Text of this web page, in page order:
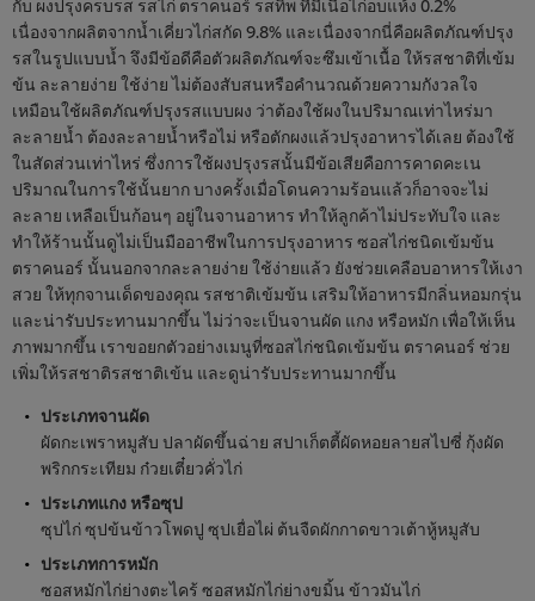
เนื่องจากผลิตจากน้ำเคี่ยวไก่สกัด 9.8% และเนื่องจากนี่คือผลิตภัณฑ์ปรุง
รสในรูปแบบน้ำ จึงมีข้อดีคือตัวผลิตภัณฑ์จะซึมเข้าเนื้อ ให้รสชาติที่เข้ม
ข้น ละลายง่าย ใช้ง่าย ไม่ต้องสับสนหรือคำนวณด้วยความกังวลใจ
เหมือนใช้ผลิตภัณฑ์ปรุงรสแบบผง ว่าต้องใช้ผงในปริมาณเท่าไหร่มา
ละลายน้ำ ต้องละลายน้ำหรือไม่ หรือตักผงแล้วปรุงอาหารได้เลย ต้องใช้
ในสัดส่วนเท่าไหร่ ซึ่งการใช้ผงปรุงรสนั้นมีข้อเสียคือการคาดคะเน
ปริมาณในการใช้นั้นยาก บางครั้งเมื่อโดนความร้อนแล้วก็อาจจะไม่
ละลาย เหลือเป็นก้อนๆ อยู่ในจานอาหาร ทำให้ลูกค้าไม่ประทับใจ และ
ทำให้ร้านนั้นดูไม่เป็นมืออาชีพในการปรุงอาหาร ซอสไก่ชนิดเข้มข้น
ตราคนอร์ นั้นนอกจากละลายง่าย ใช้ง่ายแล้ว ยังช่วยเคลือบอาหารให้เงา
สวย ให้ทุกจานเด็ดของคุณ รสชาติเข้มข้น เสริมให้อาหารมีกลิ่นหอมกรุ่น
และน่ารับประทานมากขึ้น ไม่ว่าจะเป็นจานผัด แกง หรือหมัก เพื่อให้เห็น
ภาพมากขึ้น เราขอยกตัวอย่างเมนูที่ซอสไก่ชนิดเข้มข้น ตราคนอร์ ช่วย
เพิ่มให้รสชาติรสชาติเข้น และดูน่ารับประทานมากขึ้น
ประเภทจานผัด
ผัดกะเพราหมูสับ ปลาผัดขึ้นฉ่าย สปาเก็ตตี้ผัดหอยลายสไปซี่ กุ้งผัด
พริกกระเทียม ก๋วยเตี๋ยวคั่วไก่
ประเภทแกง หรือซุป
ซุปไก่ ซุปข้นข้าวโพดปู ซุปเยื่อไผ่ ต้นจืดผักกาดขาวเต้าหู้หมูสับ
ประเภทการหมัก
ซอสหมักไก่ย่างตะไคร้ ซอสหมักไก่ย่างขมิ้น ข้าวมันไก่